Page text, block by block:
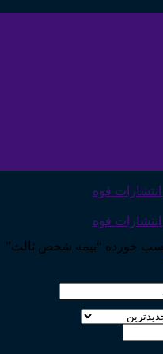
خورده “بیمه شخص ثالث”